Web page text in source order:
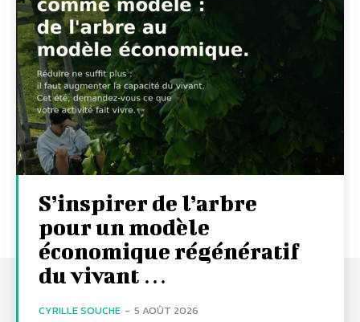
S’inspirer de l’arbre
pour un modèle
économique régénératif
du vivant …
CYRILLE SOUCHE - 5 AOÛT 2026